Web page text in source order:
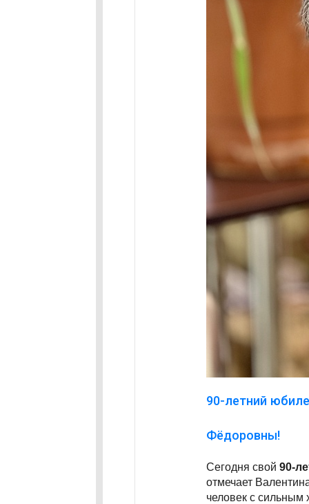
90-летний
Фёдоровны!
Сегодня свой90-
отмечает
человек с сильным